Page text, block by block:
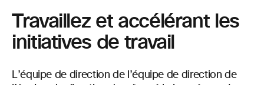
Travaillez et accélérant les
initiatives de travail
L’équipe de direction de l’équipe de direction de